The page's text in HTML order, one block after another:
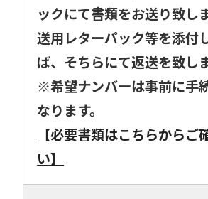
ックにて書類をお送り致し
送用レターパック等を添付
ば、そちらにて返送を致しま
※希望ナンバーは事前に手
なります。
【必要書類はこちらからご
い】